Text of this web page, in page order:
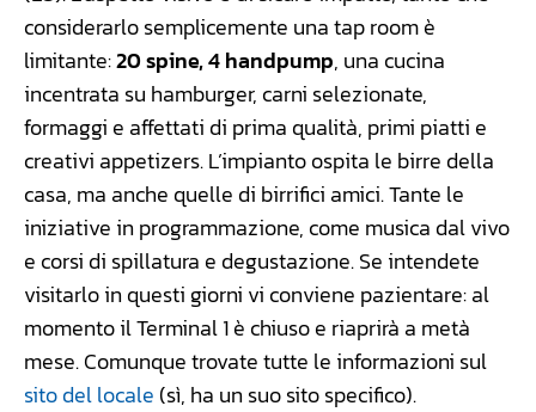
considerarlo semplicemente una tap room è
limitante:20 spine, 4 handpump, una cucina
incentrata su hamburger, carni selezionate,
formaggi e affettati di prima qualità, primi piatti e
creativi appetizers. L’impianto ospita le birre della
casa, ma anche quelle di birrifici amici. Tante le
iniziative in programmazione, come musica dal vivo
e corsi di spillatura e degustazione. Se intendete
visitarlo in questi giorni vi conviene pazientare: al
momento il Terminal 1 è chiuso e riaprirà a metà
mese. Comunque trovate tutte le informazioni sul
sito del locale (sì, ha un suo sito specifico).